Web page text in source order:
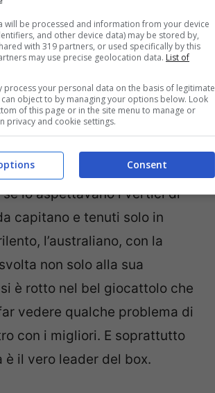
lo aspettavano i vertici di
capitano e tenuti solo in
l’australiano, con la
non solo alla sua
è rotto nel bel giocattolo che
vedere qualche problema di
con i migliori. E soprattutto
il vero leader del box.
will be processed and information from your device
and other device data) may be stored by,
with 319 partners, or used specifically by this
may use precise geolocation data. List of
process your personal data on the basis of legitimate
object to by managing your options below. Look
of this page or in the site menu to manage or
privacy and cookie settings.
Consent